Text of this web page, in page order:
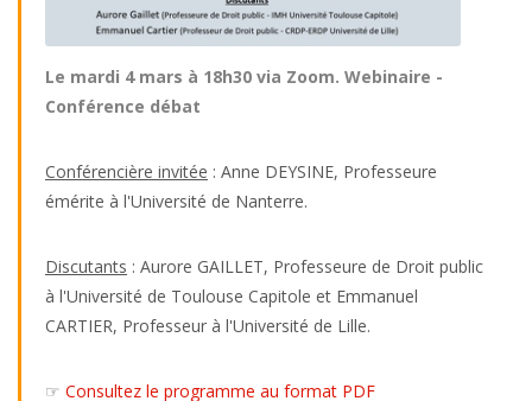
Le mardi 4 mars à 18h30 via Zoom. Webinaire -
Conférence débat
Conférencière invitée : Anne DEYSINE, Professeure
émérite à l'Université de Nanterre.
Discutants : Aurore GAILLET, Professeure de Droit public
à l'Université de Toulouse Capitole et Emmanuel
CARTIER, Professeur à l'Université de Lille.
☞ Consultez le programme au format PDF